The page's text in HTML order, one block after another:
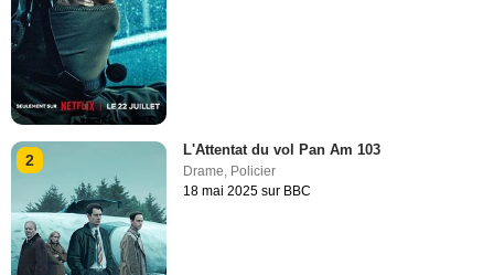
2
L'Attentat du vol Pan Am 103
Drame, Policier
18 mai 2025 sur BBC